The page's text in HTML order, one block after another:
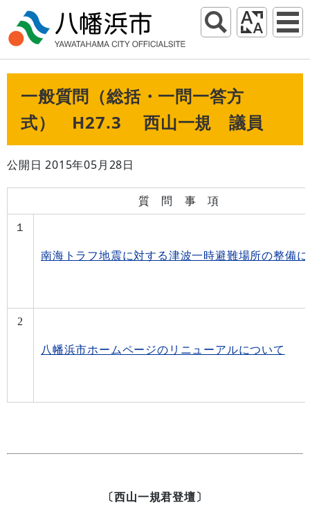
一般質問（総括・一問一答方
式） H27.3 西山一規 議員
公開日 2015年05月28日
質 問 事 項
１
南海トラフ地震に対する津波一時避難場所の整備
2
八幡浜市ホームページのリニューアルについて
〔西山一規君登壇〕